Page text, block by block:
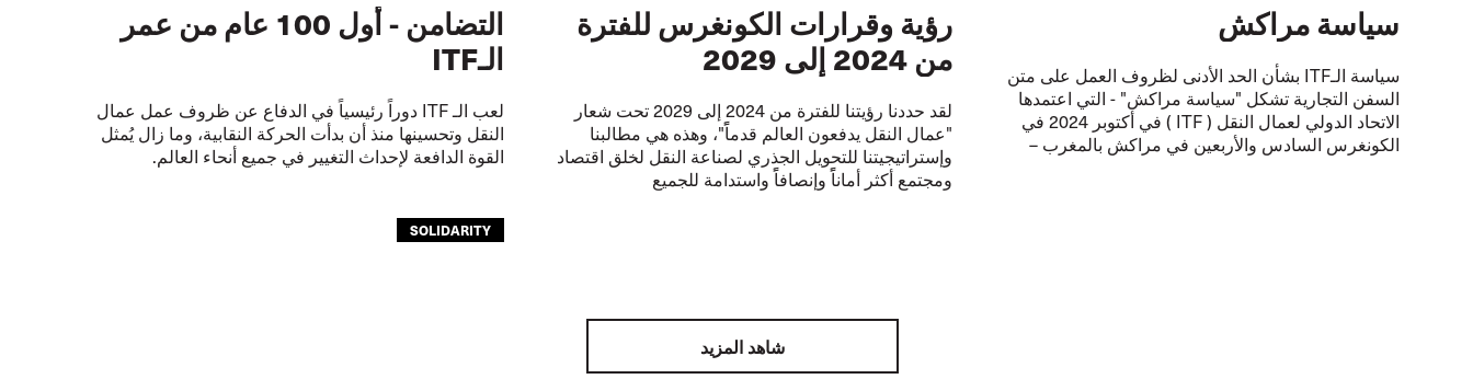
سياسة مراكش
سياسة الـITF بشأن الحد الأدنى لظروف العمل على متن
السفن التجارية تشكل "سياسة مراكش" - التي اعتمدها
الاتحاد الدولي لعمال النقل ( ITF ) في أكتوبر 2024 في
الكونغرس السادس والأربعين في مراكش بالمغرب –
رؤية وقرارات الكونغرس للفترة
من 2024 إلى 2029
لقد حددنا رؤيتنا للفترة من 2024 إلى 2029 تحت شعار
"عمال النقل يدفعون العالم قدماًً"، وهذه هي مطالبنا
وإستراتيجيتنا للتحويل الجذري لصناعة النقل لخلق اقتصاد
ومجتمع أكثر أماناًً وإنصافاًً واستدامة للجميع
التضامن - أول 100 عام من عمر
الـITF
لعب الـ ITF دوراً رئيسياً في الدفاع عن ظروف عمل عمال
النقل وتحسينها منذ أن بدأت الحركة النقابية، وما زال يُمثل
القوة الدافعة لإحداث التغيير في جميع أنحاء العالم.
SOLIDARITY
شاهد المزيد